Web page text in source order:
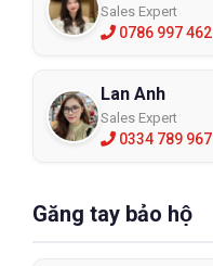
Sales Expert
0786 997 462
Lan Anh
Sales Expert
0334 789 967
Găng tay bảo hộ